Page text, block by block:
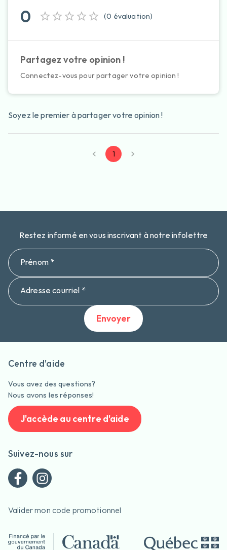
0 (0 évaluation)
Partagez votre opinion !
Connectez-vous pour partager votre opinion !
Soyez le premier à partager votre opinion !
1
Restez informé en vous inscrivant à notre infolettre
Prénom *
Adresse courriel *
Envoyer
Centre d'aide
Vous avez des questions?
Nous avons les réponses!
J'accède au centre d'aide
Suivez-nous sur
Valider mon code promotionnel